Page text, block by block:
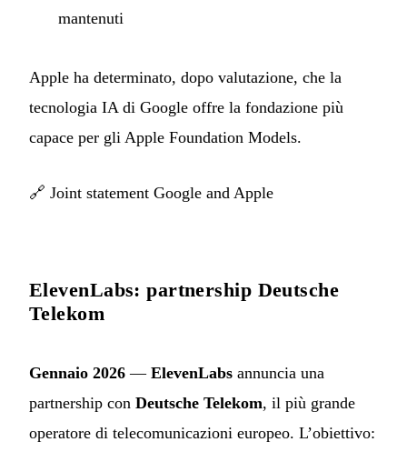
mantenuti
Apple ha determinato, dopo valutazione, che la
tecnologia IA di Google offre la fondazione più
capace per gli Apple Foundation Models.
🔗 Joint statement Google and Apple
ElevenLabs: partnership Deutsche
Telekom
Gennaio 2026 — ElevenLabs annuncia una
partnership con Deutsche Telekom, il più grande
operatore di telecomunicazioni europeo. L’obiettivo: